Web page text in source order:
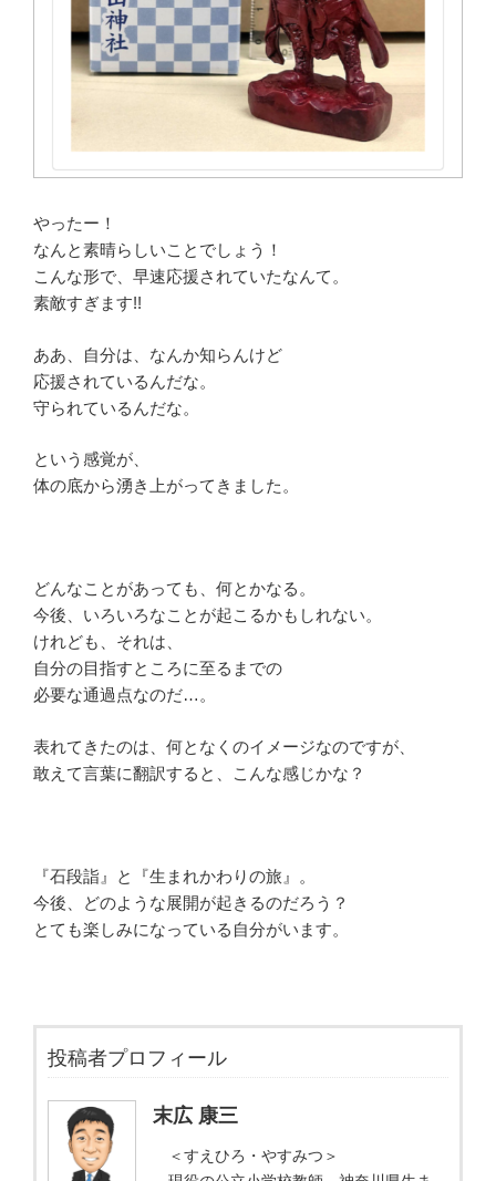
やったー！
なんと素晴らしいことでしょう！
こんな形で、早速応援されていたなんて。
素敵すぎます!!
ああ、自分は、なんか知らんけど
応援されているんだな。
守られているんだな。
という感覚が、
体の底から湧き上がってきました。
どんなことがあっても、何とかなる。
今後、いろいろなことが起こるかもしれない。
けれども、それは、
自分の目指すところに至るまでの
必要な通過点なのだ…。
表れてきたのは、何となくのイメージなのですが、
敢えて言葉に翻訳すると、こんな感じかな？
『石段詣』と『生まれかわりの旅』。
今後、どのような展開が起きるのだろう？
とても楽しみになっている自分がいます。
投稿者プロフィール
末広 康三
＜すえひろ・やすみつ＞